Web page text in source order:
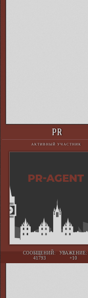
PR
АКТИВНЫЙ УЧАСТНИК
СООБЩЕНИЙ:
41793
УВАЖЕНИЕ:
+10